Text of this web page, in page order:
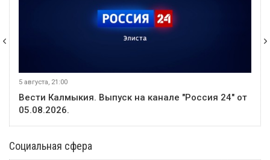
5 августа, 21:00
Вести Калмыкия. Выпуск на канале "Россия 24" от
05.08.2026.
Социальная сфера